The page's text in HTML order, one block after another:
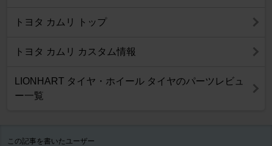
トヨタ カムリ トップ
トヨタ カムリ カスタム情報
LIONHART タイヤ・ホイール タイヤのパーツレビュ
ー一覧
この記事を書いたユーザー